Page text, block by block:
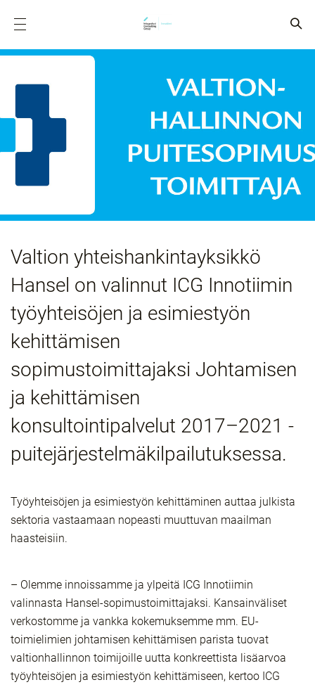
Valtion yhteishankintayksikkö
Hansel on valinnut ICG Innotiimin
työyhteisöjen ja esimiestyön
kehittämisen
sopimustoimittajaksi Johtamisen
ja kehittämisen
konsultointipalvelut 2017–2021 -
puitejärjestelmäkilpailutuksessa.
Työyhteisöjen ja esimiestyön kehittäminen auttaa julkista
sektoria vastaamaan nopeasti muuttuvan maailman
haasteisiin.
– Olemme innoissamme ja ylpeitä ICG Innotiimin
valinnasta Hansel-sopimustoimittajaksi. Kansainväliset
verkostomme ja vankka kokemuksemme mm. EU-
toimielimien johtamisen kehittämisen parista tuovat
valtionhallinnon toimijoille uutta konkreettista lisäarvoa
työyhteisöjen ja esimiestyön kehittämiseen, kertoo ICG